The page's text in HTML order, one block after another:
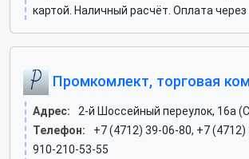
картой. Наличный расчёт. Оплата через
Промкомлект, торговая
Адрес:
2-й Шоссейный переулок, 16а
Телефон:
+7 (4712) 39-06-80, +7 (4712)
910-210-53-55